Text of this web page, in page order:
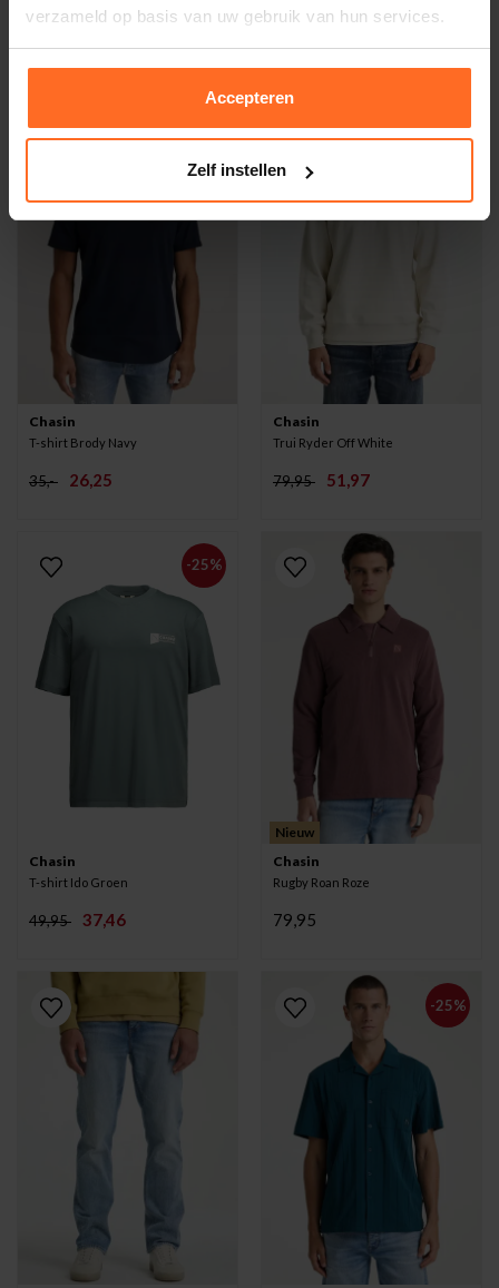
verzameld op basis van uw gebruik van hun services.
Accepteren
Zelf instellen
-25%
Chasin
T-shirt Brody Navy
35,- 26,25
-35%
Chasin
Trui Ryder Off White
79,95 51,97
-25%
Chasin
T-shirt Ido Groen
49,95 37,46
Nieuw
Chasin
Rugby Roan Roze
79,95
-25%